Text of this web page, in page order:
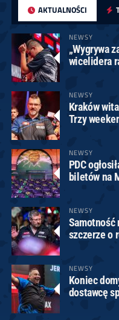
AKTUALNOŚCI
NEWSY
„Wygrywa
wicelidera
NEWSY
Kraków
Trzy
NEWSY
PDC
biletów na
NEWSY
Samotność
szczerze o
NEWSY
Koniec
dostawcę